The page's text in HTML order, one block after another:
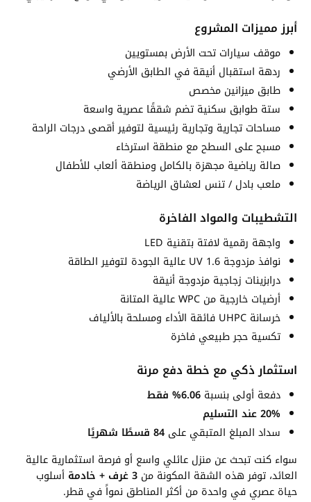
أبرز مميزات المشروع
موقف سيارات تحت الأرض بمستويين
ردهة استقبال أنيقة في الطابق الأرضي
طابق ميزانين مخصص
ستة طوابق سكنية تضم شققًا عصرية واسعة
مساحات تجارية وتجارية رئيسية لتوفير أقصى درجات الراحة
مسبح على السطح مع منطقة استرخاء
صالة رياضية مجهزة بالكامل ومنطقة ألعاب للأطفال
ملعب بادل / تنس لعشاق الرياضة
التشطيبات والمواد الفاخرة
واجهة رقمية لافتة بتقنية LED
نوافذ مزدوجة UV 1.6 عالية الجودة لتوفير الطاقة
درابزينات زجاجية مزدوجة أنيقة
أرضيات خارجية من WPC عالية المتانة
خرسانة UHPC فائقة الأداء ومسلحة بالألياف
تكسية حجر طبيعي فاخرة
استثمار ذكي مع خطة دفع مرنة
دفعة أولى بنسبة 6.06% فقط
20% عند التسليم
سداد المبلغ المتبقي على 84 قسطًا شهريًا
سواء كنت تبحث عن منزل عائلي واسع أو فرصة استثمارية عالية
العائد، توفر هذه الشقة المكونة من 3 غرف + خادمة
أسلوب
حياة عصري في واحدة من أكثر المناطق نمواً في قطر.